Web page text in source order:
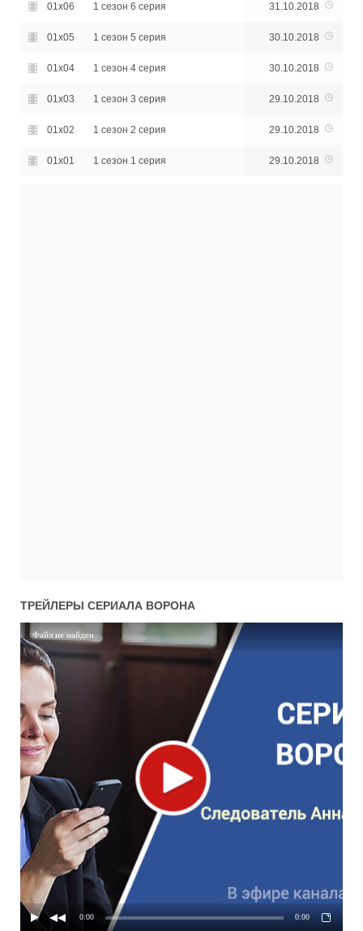
01x06 1 сезон 6 серия 31.10.2018
01x05 1 сезон 5 серия 30.10.2018
01x04 1 сезон 4 серия 30.10.2018
01x03 1 сезон 3 серия 29.10.2018
01x02 1 сезон 2 серия 29.10.2018
01x01 1 сезон 1 серия 29.10.2018
ТРЕЙЛЕРЫ СЕРИАЛА ВОРОНА
Файл не найден
0:00 0:00